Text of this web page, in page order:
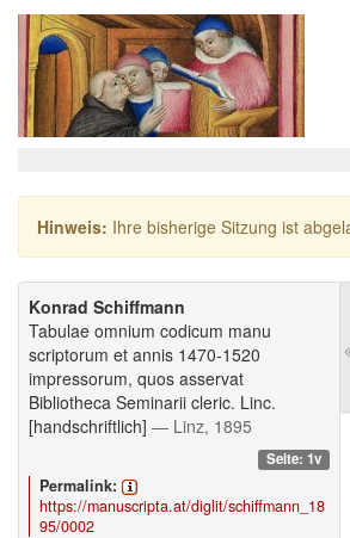
Hinweis: Ihre bisherige Sitzung ist
Konrad Schiffmann
Tabulae omnium codicum manu
scriptorum et annis 1470-1520
impressorum, quos asservat
Bibliotheca Seminarii cleric. Linc.
[handschriftlich] — Linz, 1895
Seite: 1v
Permalink:
https://manuscripta.at/diglit/schiffmann_18
95/0002